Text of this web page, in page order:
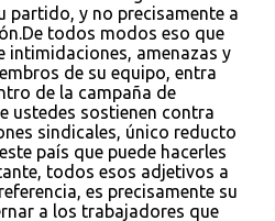
partido, y no precisamente a
todos modos eso que
intimidaciones, amenazas y
de su equipo, entra
de la campaña de
ustedes sostienen contra
sindicales, único reducto
país que puede hacerles
todos esos adjetivos a
es precisamente su
a los trabajadores que